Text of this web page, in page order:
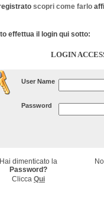
scopri come farlo
effettua il login qui sotto:
LOGIN
User Name
Password
Hai dimenticato la
Password?
Clicca Qui